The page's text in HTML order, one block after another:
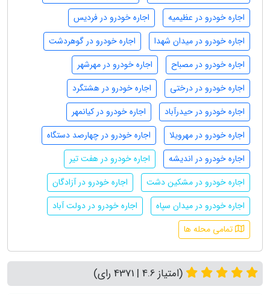
اجاره خودرو در عظیمیه
اجاره خودرو در فردیس
اجاره خودرو در میدان شهدا
اجاره خودرو در گوهردشت
اجاره خودرو در مصباح
اجاره خودرو در مهرشهر
اجاره خودرو در درختی
اجاره خودرو در هشتگرد
اجاره خودرو در حیدرآباد
اجاره خودرو در کیانمهر
اجاره خودرو در مهرویلا
اجاره خودرو در چهارصد دستگاه
اجاره خودرو در اندیشه
اجاره خودرو در هفت تیر
اجاره خودرو در مشکین دشت
اجاره خودرو در آزادگان
اجاره خودرو در میدان سپاه
اجاره خودرو در دولت آباد
تمامی محله ها
(امتیاز 4.6 | 4371 رای)